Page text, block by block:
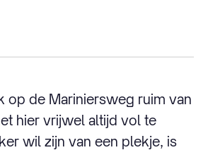
op de Mariniersweg ruim van
hier vrijwel altijd vol te
wil zijn van een plekje, is